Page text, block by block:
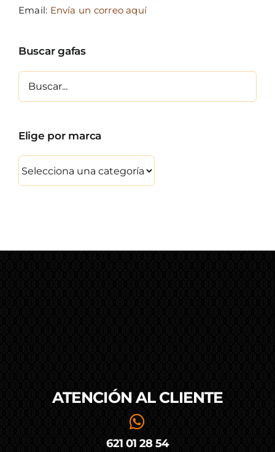
Email: Envía un correo aquí
Buscar gafas
Elige por marca
ATENCIÓN AL CLIENTE
621 01 28 54